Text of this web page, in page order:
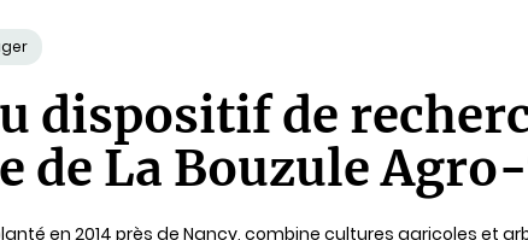
dispositif de
de La Bouzule
en 2014 près de Nancy, combine cultures agricoles et